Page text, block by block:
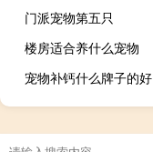
门派宠物第五只
楼房适合养什么宠物
宠物补钙什么牌子的好